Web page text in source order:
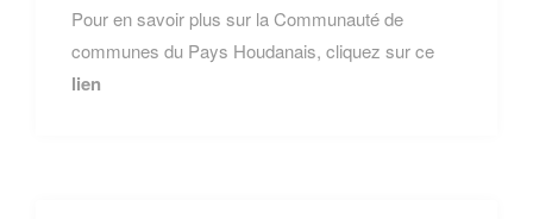
Pour en savoir plus sur la Communauté de
communes du Pays Houdanais, cliquez sur ce
lien